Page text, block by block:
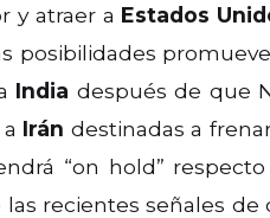
y atraer a Estados
posibilidades
India después de que
Irán destinadas a
“on hold”
las recientes señales